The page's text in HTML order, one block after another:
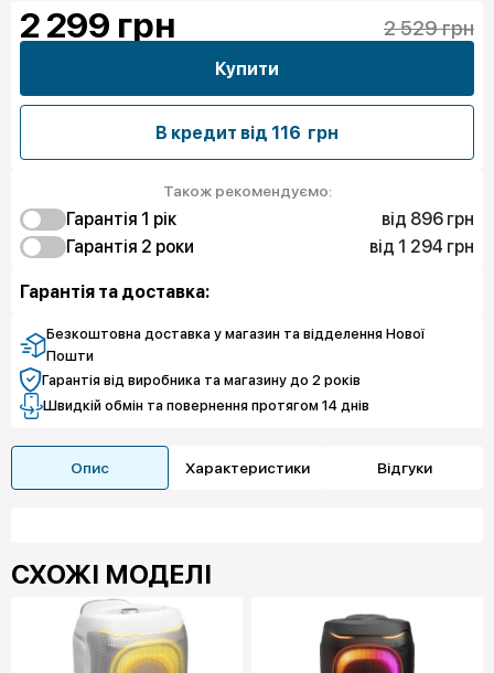
2 299 грн 2 529 грн
Купити
В кредит від 116 грн
Також рекомендуємо:
Гарантія 1 рiк
від 896 грн
Чистий спокій
896 грн
Гарантія 2 роки
від 1 294 грн
Гарантія та доставка:
Безкоштовна доставка у магазин та відделення Нової
Пошти
Гарантія від виробника та магазину до 2 років
Швидкій обмін та повернення протягом 14 днів
Опис Характеристики Відгуки
СХОЖІ МОДЕЛІ